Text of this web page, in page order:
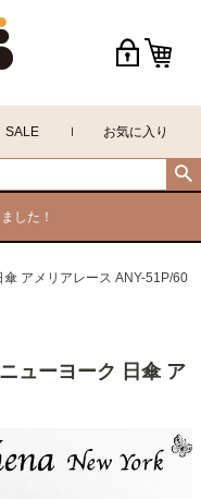
SALE お気に入り
した！
アメリアレース ANY-51P/60
ューヨーク 日傘 ア